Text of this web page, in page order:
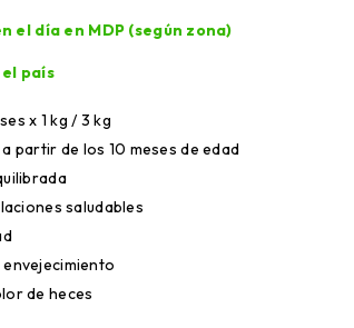
el día en MDP (según zona)
país
x 1 kg / 3 kg
partir de los 10 meses de edad
saludables
de heces